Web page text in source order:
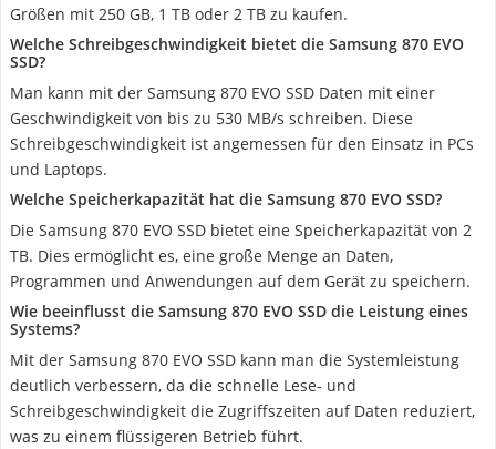
Größen mit 250 GB, 1 TB oder 2 TB zu kaufen.
Welche Schreibgeschwindigkeit bietet die Samsung 870 EVO
SSD?
Man kann mit der Samsung 870 EVO SSD Daten mit einer
Geschwindigkeit von bis zu 530 MB/s schreiben. Diese
Schreibgeschwindigkeit ist angemessen für den Einsatz in PCs
und Laptops.
Welche Speicherkapazität hat die Samsung 870 EVO SSD?
Die Samsung 870 EVO SSD bietet eine Speicherkapazität von 2
TB. Dies ermöglicht es, eine große Menge an Daten,
Programmen und Anwendungen auf dem Gerät zu speichern.
Wie beeinflusst die Samsung 870 EVO SSD die Leistung eines
Systems?
Mit der Samsung 870 EVO SSD kann man die Systemleistung
deutlich verbessern, da die schnelle Lese- und
Schreibgeschwindigkeit die Zugriffszeiten auf Daten reduziert,
was zu einem flüssigeren Betrieb führt.